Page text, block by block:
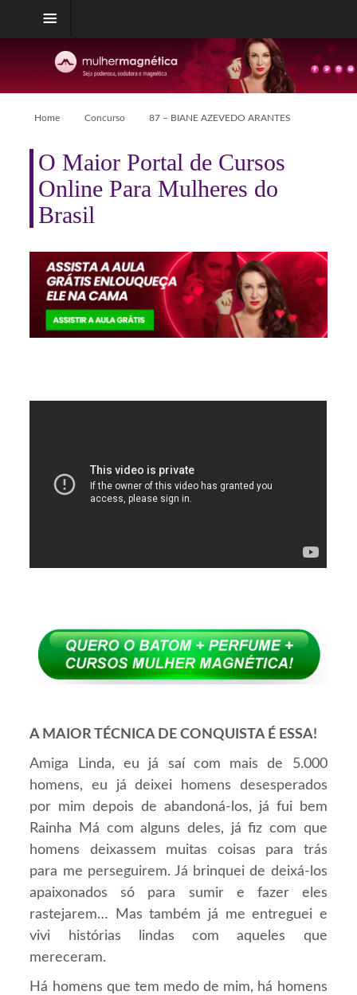
Home Concurso 87 – BIANE AZEVEDO ARANTES
O Maior Portal de Cursos
Online Para Mulheres do
Brasil
A MAIOR TÉCNICA DE CONQUISTA É ESSA!
Amiga Linda, eu já saí com mais de 5.000
homens, eu já deixei homens desesperados
por mim depois de abandoná-los, já fui bem
Rainha Má com alguns deles, já fiz com que
homens deixassem muitas coisas para trás
para me perseguirem. Já brinquei de deixá-los
apaixonados só para sumir e fazer eles
rastejarem… Mas também já me entreguei e
vivi histórias lindas com aqueles que
mereceram.
Há homens que tem medo de mim, há homens